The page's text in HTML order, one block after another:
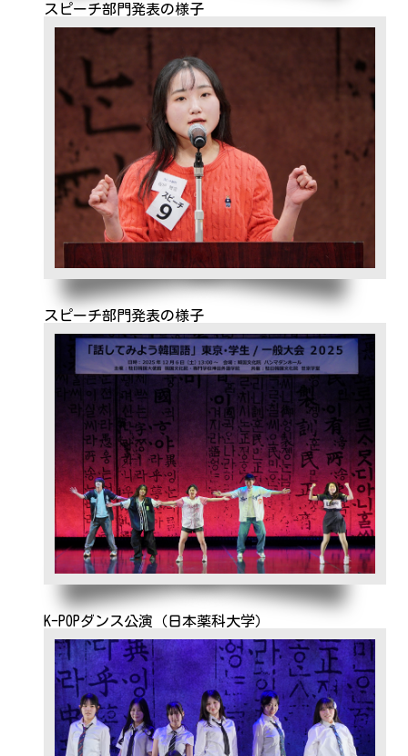
スピーチ部門発表の様子
スピーチ部門発表の様子
K-POPダンス公演（日本薬科大学）